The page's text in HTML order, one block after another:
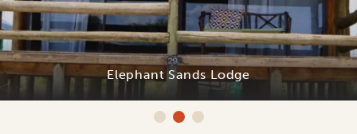
Elephant Sands Lodge